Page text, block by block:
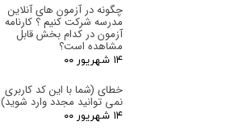
چگونه در آزمون های آنلاین
مدرسه شرکت کنیم ؟ کارنامه
آزمون در کدام بخش قابل
مشاهده است؟
۱۴ شهریور ۰۰
خطای (شما با این کد کاربری
نمی توانید مجدد وارد شوید)
۱۴ شهریور ۰۰